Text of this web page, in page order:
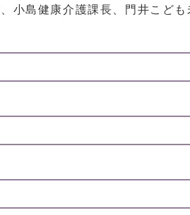
小島健康介護課長、門井こども